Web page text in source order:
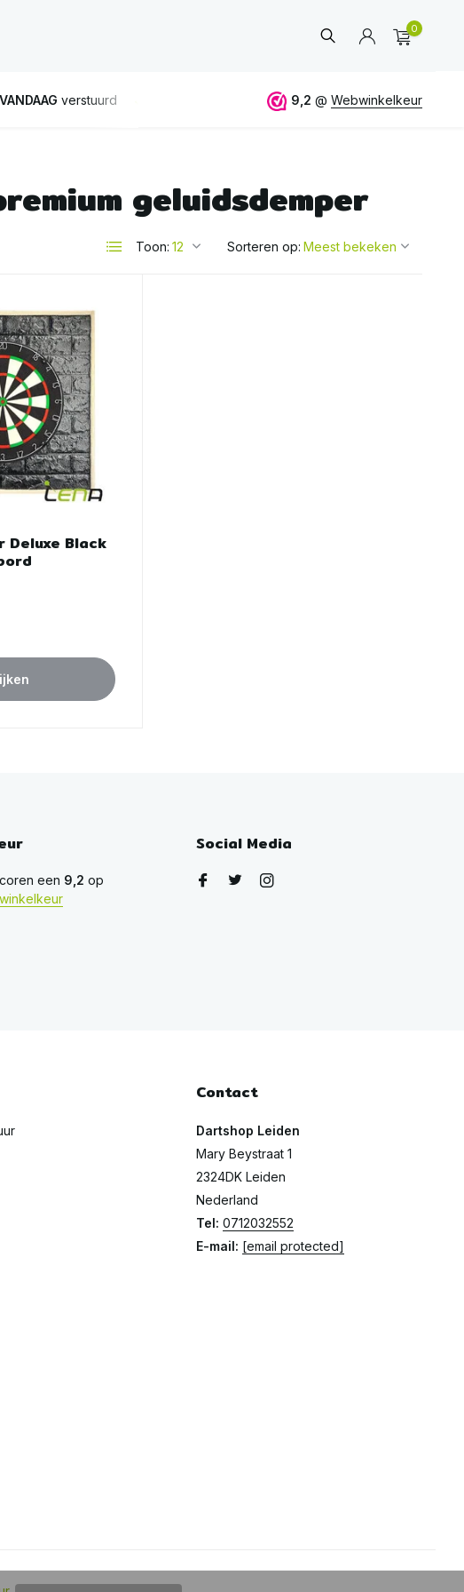
Account
0
VANDAAG verstuurd verzending vanaf 50€ ALTIJDeerlijk
9,2 @ Webwinkelkeur
geluidsdemper
Toon: Sorteren op:
Deluxe Black
een 9,2 op
Social Media
Contact
Dartshop Leiden
Mary Beystraat 1
2324DK Leiden
Nederland
Tel: 0712032552
E-mail: [email protected]